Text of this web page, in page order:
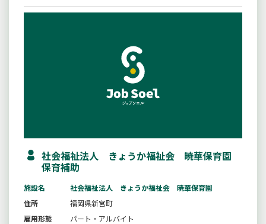
社会福祉法人 きょうか福祉会 暁華保育園
保育補助
施設名
社会福祉法人 きょうか福祉会 暁華保育園
住所
福岡県新宮町
雇用形態
パート・アルバイト